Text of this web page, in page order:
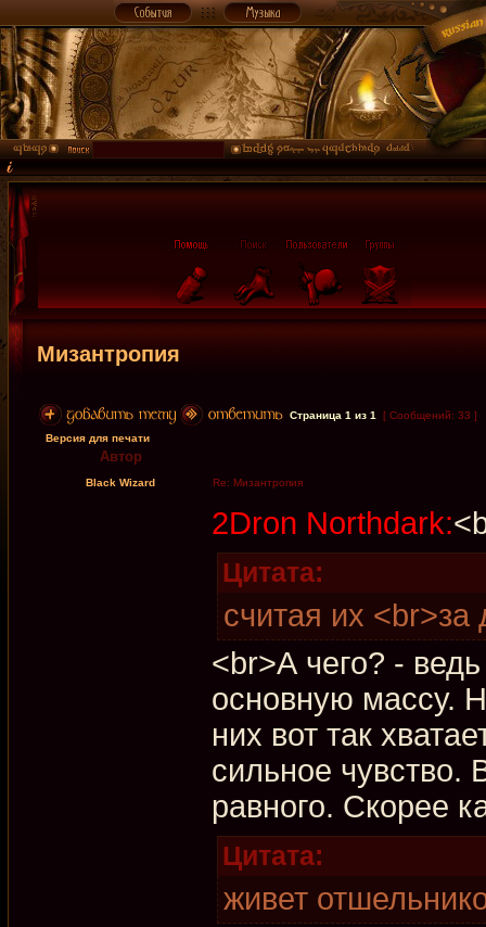
Мизантропия
Страница 1 из 1
[ Сообщений: 33 ]
Версия для печати
Автор
Black Wizard Re: Мизантропия
2Dron Northdark:
Цитата:
считая их <br>за
<br>А чего? -
основную массу.
них вот так
сильное чувство.
равного. Скорее
Цитата:
живет